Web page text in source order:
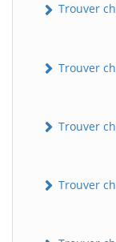
Trouver
Trouver
Trouver
Trouver